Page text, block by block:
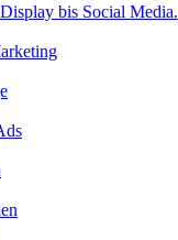
bis Social Media.